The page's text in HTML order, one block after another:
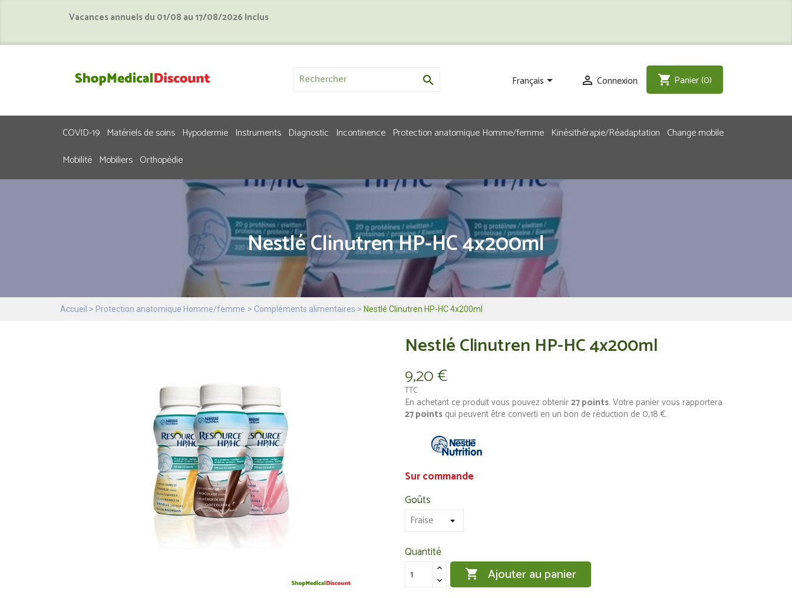
Vacances annuels du 01/08 au 17/08/2026 Inclus
 Français  Connexion shopping_cart Panier(0)
COVID-19 Matériels de soins Hypodermie Instruments Diagnostic Incontinence Protection anatomique Homme/femme Kinésithérapie/Réadaptation Change mobile
Mobilité Mobiliers Orthopédie
Nestlé Clinutren HP-HC 4x200ml
Accueil Protection anatomique Homme/femme Compléments alimentaires Nestlé Clinutren HP-HC 4x200ml
Nestlé Clinutren HP-HC 4x200ml
9,20 €
TTC
En achetant ce produit vous pouvez obtenir27points. Votre panier vous rapportera
27points qui peuvent être converti en un bon de réduction de 0,18 €.
Sur commande
Goûts
Quantité
 Ajouter au panier